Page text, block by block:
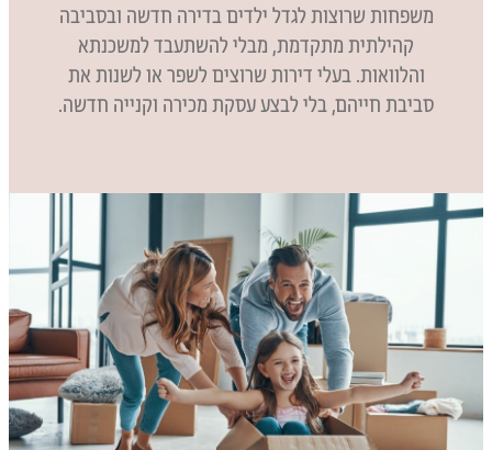
משפחות שרוצות לגדל ילדים בדירה חדשה ובסביבה
קהילתית מתקדמת, מבלי להשתעבד למשכנתא
והלוואות. בעלי דירות שרוצים לשפר או לשנות את
סביבת חייהם, בלי לבצע עסקת מכירה וקנייה חדשה.